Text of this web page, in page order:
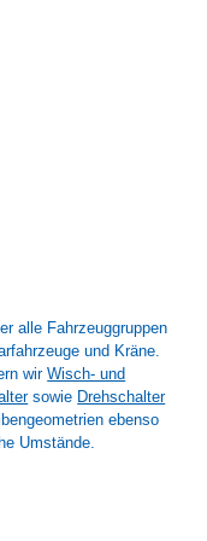
alle Fahrzeuggruppen
und Kräne.
wirWisch- und
sowie Drehschalter
ebenso
Umstände.